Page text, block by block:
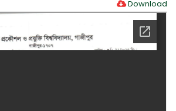
প্রো-ভাইস চ্যান্সেলর পদে যোগদান সংক্রান্ত বিজ্ঞপ্তি
দায়িত্বরত চিকিৎসকদের নামের তালিকা
Download